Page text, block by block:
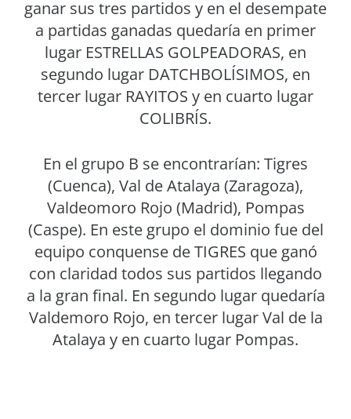
ganar sus tres partidos y en el desempate
a partidas ganadas quedaría en primer
lugar ESTRELLAS GOLPEADORAS, en
segundo lugar DATCHBOLÍSIMOS, en
tercer lugar RAYITOS y en cuarto lugar
COLIBRÍS.
En el grupo B se encontrarían: Tigres
(Cuenca), Val de Atalaya (Zaragoza),
Valdeomoro Rojo (Madrid), Pompas
(Caspe). En este grupo el dominio fue del
equipo conquense de TIGRES que ganó
con claridad todos sus partidos llegando
a la gran final. En segundo lugar quedaría
Valdemoro Rojo, en tercer lugar Val de la
Atalaya y en cuarto lugar Pompas.